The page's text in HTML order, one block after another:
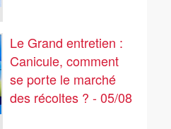
Le Grand entretien :
Canicule, comment
se porte le marché
des récoltes ? - 05/08